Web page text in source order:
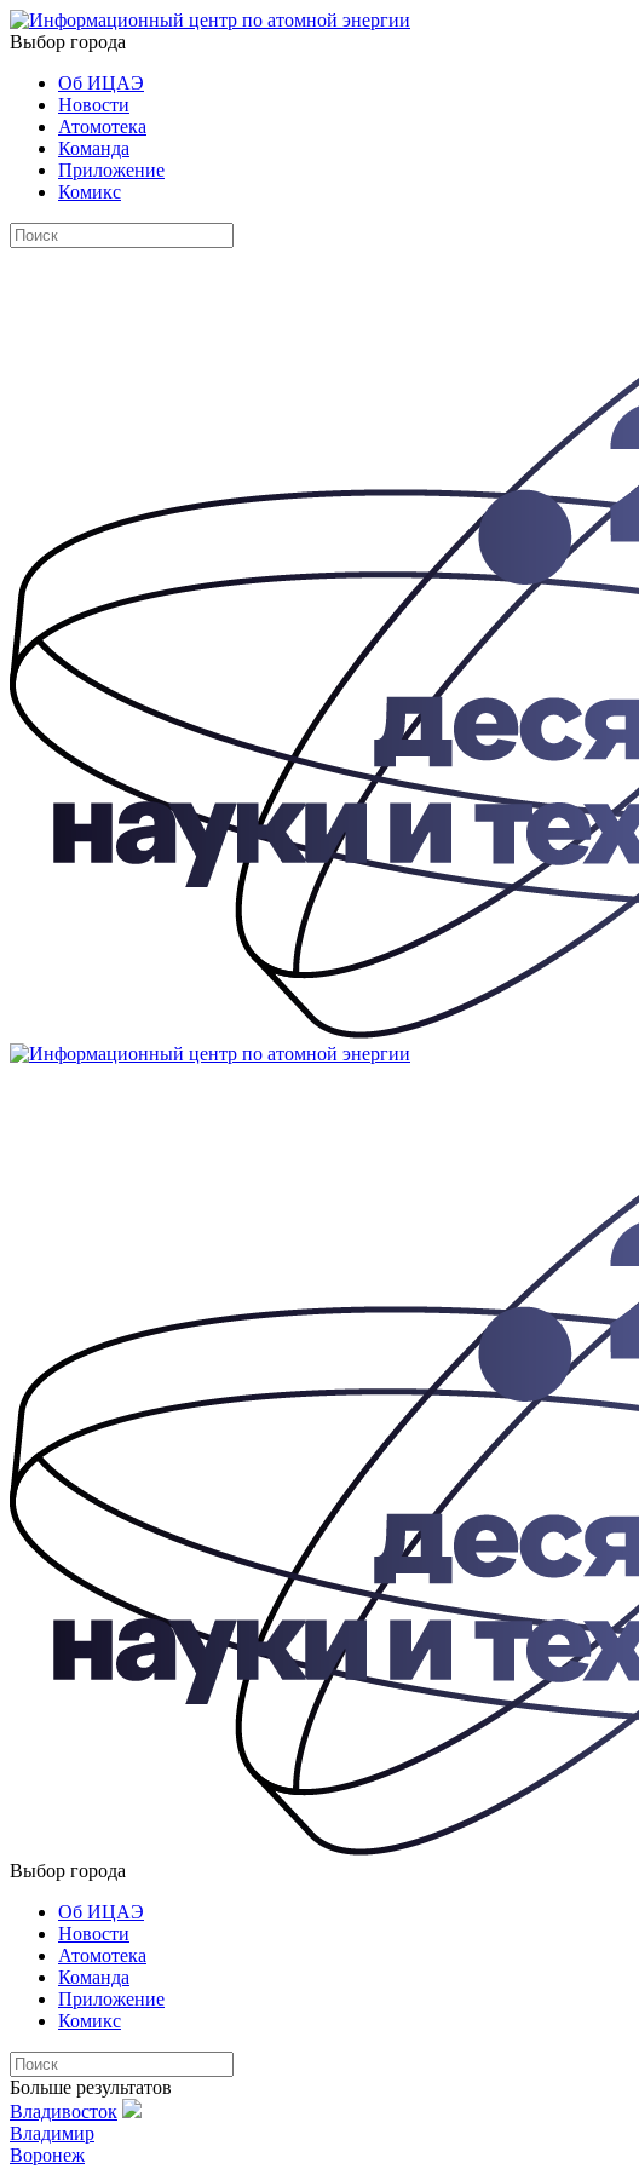
Выбор города
Об ИЦАЭ
Новости
Атомотека
Команда
Приложение
Комикс
Выбор города
Об ИЦАЭ
Новости
Атомотека
Команда
Приложение
Комикс
Больше результатов
Владивосток
Владимир
Воронеж